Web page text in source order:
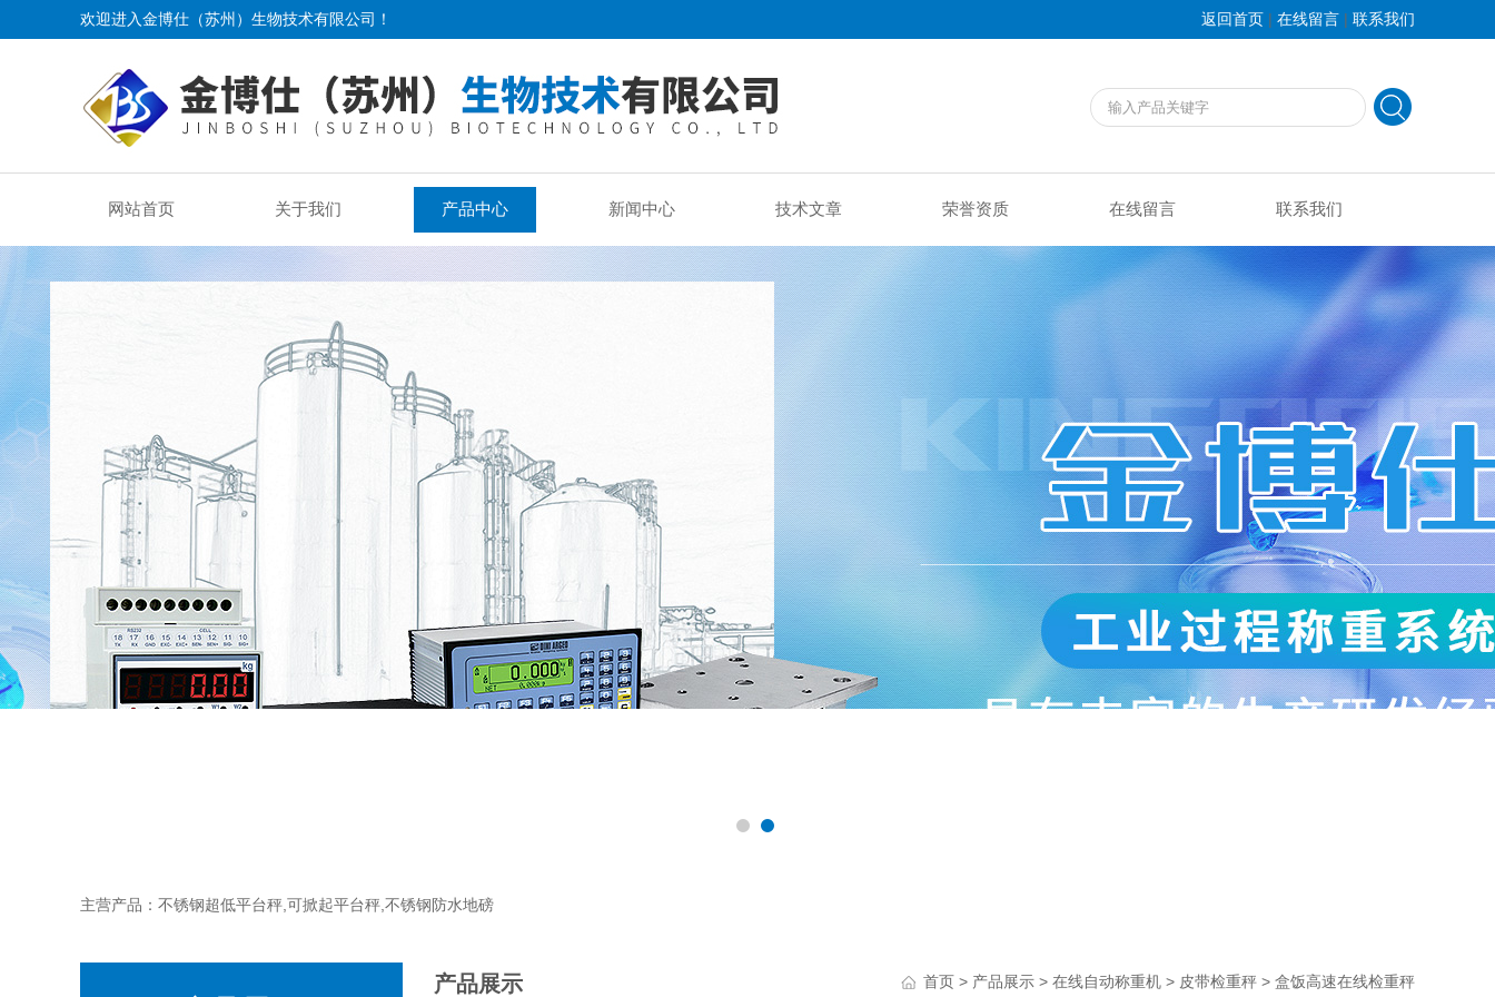
欢迎进入金博仕（苏州）生物技术有限公司！ 返回首页 | 在线留言 | 联系我们
网站首页 关于我们 产品中心 新闻中心 技术文章 荣誉资质 在线留言 联系我们
主营产品：不锈钢超低平台秤,可掀起平台秤,不锈钢防水地磅
产品展示 首页 > 产品展示 > 在线自动称重机 > 皮带检重秤 > 盒饭高速在线检重秤